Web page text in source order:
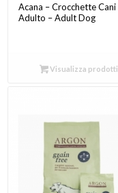
Acana – Crocchette Cani
Adulto – Adult Dog
Visualizza prodotti